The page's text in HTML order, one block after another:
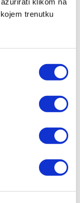
trenutku
3×3 spektakl